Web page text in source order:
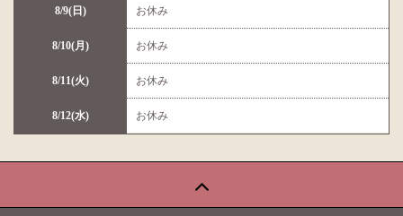
8/9(日)
8/10(月)
8/11(火)
8/12(水)
お休み
お休み
お休み
お休み